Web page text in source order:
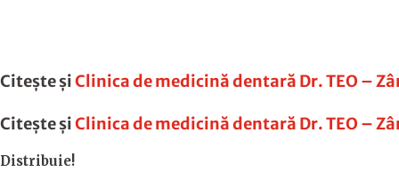
Citește șiClinica de medicină dentară Dr. TEO –
Citește șiClinica de medicină dentară Dr. TEO –
Distribuie!